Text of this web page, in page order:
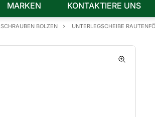
MARKEN KONTAKTIERE UNS
SCHRAUBEN BOLZEN UNTERLEGSCHEIBE